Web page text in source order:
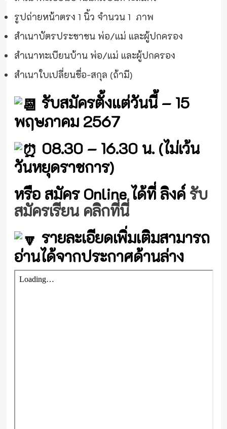
รูปถ่ายหน้าตรง 1 นิ้ว จำนวน 1 ภาพ
สำเนาบัตรประชาชน พ่อ/แม่ และผู้ปกครอง
สำเนาทะเบียนบ้าน พ่อ/แม่ และผู้ปกครอง
สำเนาใบเปลี่ยนชื่อ-สกุล (ถ้ามี)
รับสมัครตั้งแต่วันนี้ – 15
พฤษภาคม 2567
08.30 – 16.30 น. (ไม่เว้น
วันหยุดราชการ)
หรือ สมัคร Online ได้ที่ ลิงค์ รับ
สมัครเรียน คลิกที่นี่
รายละเอียดเพิ่มเติมสามารถ
อ่านได้จากประกาศด้านล่าง